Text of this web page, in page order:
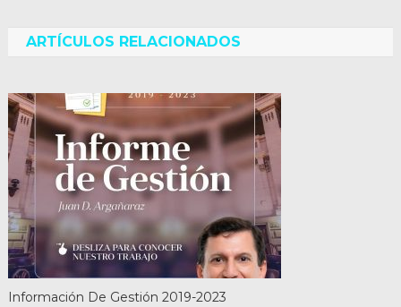
entradas
ARTÍCULOS RELACIONADOS
Información De Gestión 2019-2023